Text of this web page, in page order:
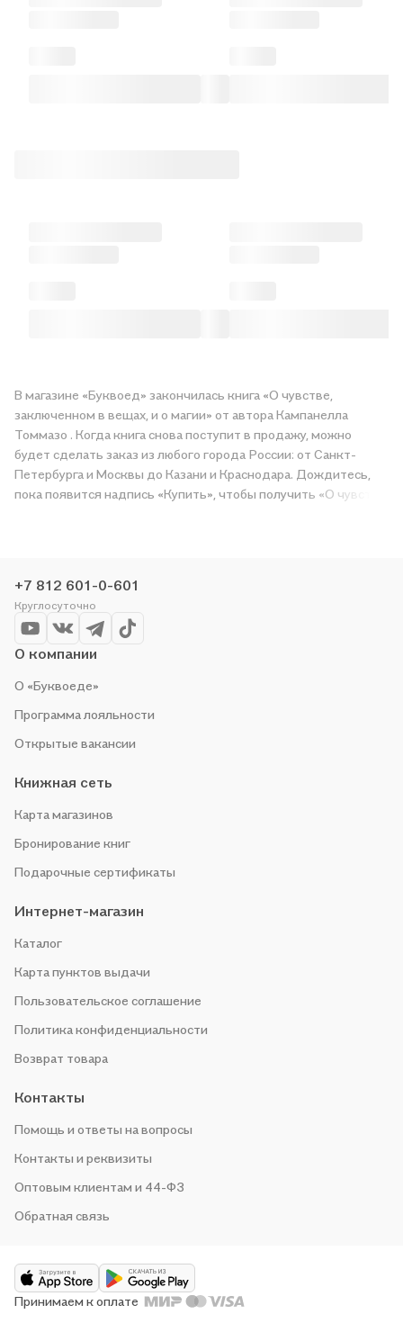
В магазине «Буквоед» закончилась книга «О чувстве,
заключенном в вещах, и о магии» от автора Кампанелла
Томмазо . Когда книга снова поступит в продажу, можно
будет сделать заказ из любого города России: от Санкт-
Петербурга и Москвы до Казани и Краснодара. Дождитесь,
пока появится надпись «Купить», чтобы получить «О чувстве,
акции. Оставайтесь с нами, чтобы не упустить выгоду!
+7 812 601-0-601
Круглосуточно
О компании
О «Буквоеде»
Программа лояльности
Открытые вакансии
Книжная сеть
Карта магазинов
Бронирование книг
Подарочные сертификаты
Интернет-магазин
Каталог
Карта пунктов выдачи
Пользовательское соглашение
Политика конфиденциальности
Возврат товара
Контакты
Помощь и ответы на вопросы
Контакты и реквизиты
Оптовым клиентам и 44-ФЗ
Обратная связь
Принимаем к оплате